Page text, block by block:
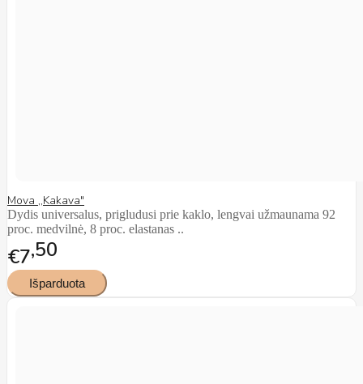
Mova ,,Kakava"
Dydis universalus, prigludusi prie kaklo, lengvai užmaunama 92
proc. medvilnė, 8 proc. elastanas ..
€7 50